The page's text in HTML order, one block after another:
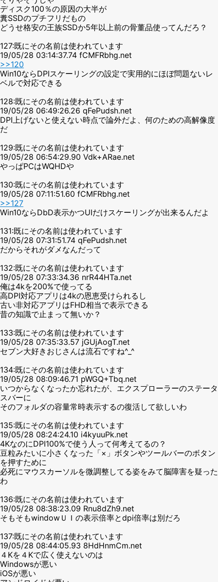
ディスク100％の原因の大半が
糞SSDのプチフリだもの
どうせ格安の王族SSDか5年以上前の骨董品使ってんだろ？
127:既にその名前は使われています
19/05/28 03:14:37.74 fCMFRbhg.net
>>120
Win10ならDPIスケーリングの設定で実用的にほぼ問題ないレ
ベルで対応できる
128:既にその名前は使われています
19/05/28 06:49:26.26 qFePudsh.net
DPI上げないと使えない時点で論外だよ、何のための高解像度
だ
129:既にその名前は使われています
19/05/28 06:54:29.90 Vdk+ARae.net
やっぱPCはWQHDや
130:既にその名前は使われています
19/05/28 07:11:51.60 fCMFRbhg.net
>>127
Win10ならDbD表示かつUIだけスケーリングが出来るんだよ
131:既にその名前は使われています
19/05/28 07:31:51.74 qFePudsh.net
だからそれがダメなんだって
132:既にその名前は使われています
19/05/28 07:33:34.36 nrR44HTa.net
俺は4kを200%で使ってる
高DPI対応アプリは4kの恩恵受けられるし
古い非対応アプリはFHD相当で表示できる
昔の知識で止まって無いか？
133:既にその名前は使われています
19/05/28 07:35:33.57 jGUjAogT.net
セブン大好きおじさんは流石ですね^_^
134:既にその名前は使われています
19/05/28 08:09:46.71 pWGQ+Tbq.net
いつからなくなったか忘れたが、エクスプローラーのステータ
スバーに
そのフォルダの容量常時表示するの復活して欲しいわ
135:既にその名前は使われています
19/05/28 08:24:24.10 i4kyuuPk.net
4KなのにDPI100%で使う人って何考えてるの？
豆粒みたいに小さくなった「×」ボタンやツールバーのボタン
を押すために
必死にマウスカーソルを微調整してる姿をみて脳障害を疑った
わ
136:既にその名前は使われています
19/05/28 08:38:23.09 Rnu8dZh9.net
そもそもwindowＵＩの表示倍率とdpi倍率は別だろ
137:既にその名前は使われています
19/05/28 08:44:05.93 8HdHnmCm.net
４Kを４Kで広く使えないのは
Windowsが悪い
iOSが悪い